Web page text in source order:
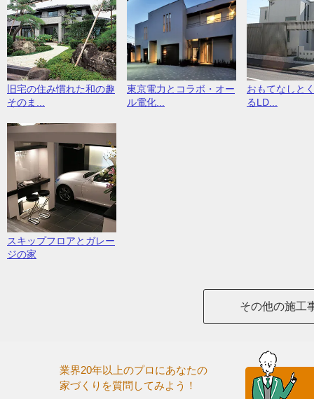
旧宅の住み慣れた和の趣
そのま...
東京電力とコラボ・オー
ル電化...
おもてなしと
るLD...
スキップフロアとガレー
ジの家
その他の施工
業界20年以上のプロにあなたの
家づくりを質問してみよう！